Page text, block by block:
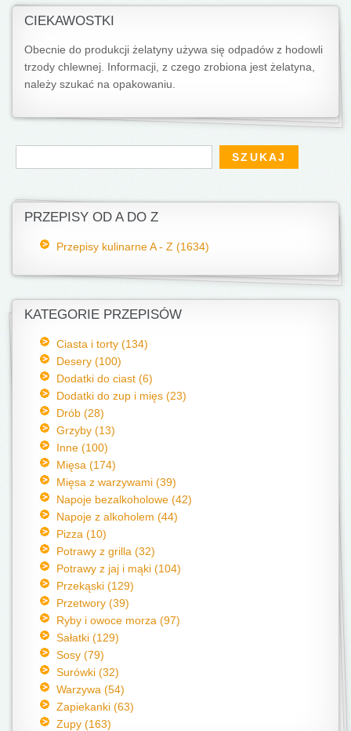
CIEKAWOSTKI
Obecnie do produkcji żelatyny używa się odpadów z hodowli
trzody chlewnej. Informacji, z czego zrobiona jest żelatyna,
należy szukać na opakowaniu.
Formularz wyszukiwania
Szukaj
PRZEPISY OD A DO Z
Przepisy kulinarne A - Z (1634)
KATEGORIE PRZEPISÓW
Ciasta i torty (134)
Desery (100)
Dodatki do ciast (6)
Dodatki do zup i mięs (23)
Drób (28)
Grzyby (13)
Inne (100)
Mięsa (174)
Mięsa z warzywami (39)
Napoje bezalkoholowe (42)
Napoje z alkoholem (44)
Pizza (10)
Potrawy z grilla (32)
Potrawy z jaj i mąki (104)
Przekąski (129)
Przetwory (39)
Ryby i owoce morza (97)
Sałatki (129)
Sosy (79)
Surówki (32)
Warzywa (54)
Zapiekanki (63)
Zupy (163)